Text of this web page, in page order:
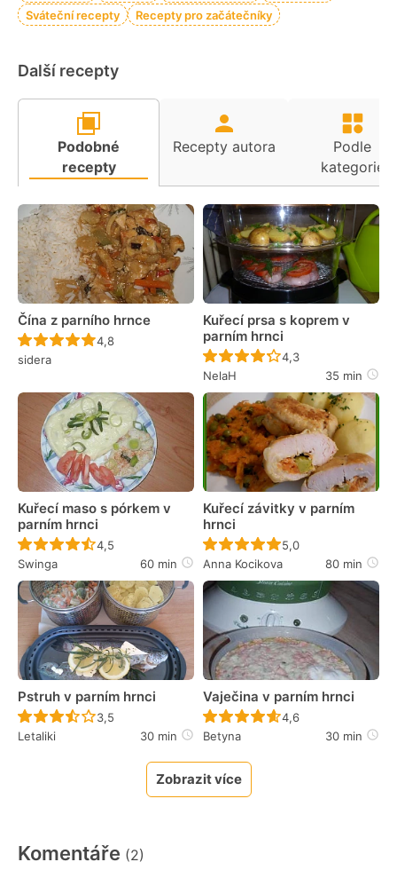
Sváteční recepty
Recepty pro začátečníky
Další recepty
Podobné
recepty
Recepty autora
Podle
kategorie
Čína z parního hrnce
Recept ještě nebyl hodnocen
4,8
sidera
Kuřecí prsa s koprem v
parním hrnci
Recept ještě nebyl
4,3
NelaH
35 min
Kuřecí maso s pórkem v
parním hrnci
Recept ještě nebyl hodnocen
4,5
Swinga
60 min
Kuřecí závitky v parním
hrnci
Recept ještě nebyl
5,0
Anna Kocikova
80 min
Pstruh v parním hrnci
Recept ještě nebyl hodnocen
3,5
Letaliki
30 min
Vaječina v parním hrnci
Recept ještě nebyl
4,6
Betyna
30 min
Zobrazit více
Komentáře (2)